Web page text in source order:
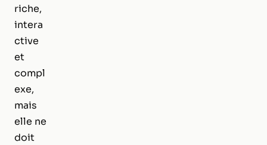
riche,
intera
ctive
et
compl
exe,
mais
elle ne
doit